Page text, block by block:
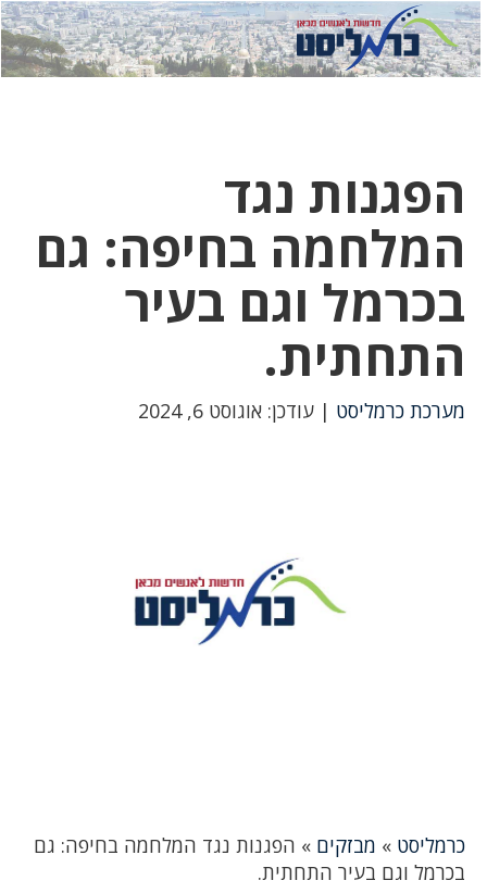
לחץ
כאן
לחץ
כדי
הפגנות נגד
המלחמה בחיפה: גם
בכרמל וגם בעיר
התחתית.
מערכת כרמליסט | עודכן: אוגוסט 6, 2024
כרמליסט » מבזקים » הפגנות נגד המלחמה בחיפה: גם
בכרמל וגם בעיר התחתית.